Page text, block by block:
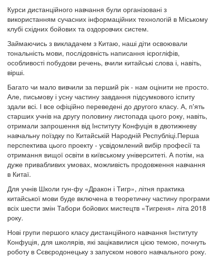
Курси дистанційного навчання були організовані з
використанням сучасних інформаційних технологій в Міському
клубі східних бойових та оздоровчих систем.
Займаючись з викладачем з Китаю, наші діти освоювали
тональність мови, послідовність написання ієрогліфів,
особливості побудови речень, вчили китайські слова і, навіть,
вірші.
Багато чи мало вивчили за перший рік - нам оцінити не просто.
Але, письмову і усну частину завдання підсумкового іспиту
здали всі. І все офіційно переведені до другого класу. А, п'ять
старших учнів на другу половину листопада цього року, навіть,
отримали запрошення від Інституту Конфуція в двотижневу
навчальну поїздку по Китайській Народній Республіці.Перша
перспектива цього проекту - усвідомлений вибір професії та
отримання вищої освіти в київському університеті. А потім, на
дуже привабливих умовах, можливість продовження навчання
в Китаї.
Для учнів Школи гун-фу «Дракон і Тигр», літня практика
китайської мови буде включена в теоретичну частину програми
всіх шести змін Табори бойових мистецтв «Тигреня» літа 2018
року.
Нові групи першого класу дистанційного навчання Інституту
Конфуція, для школярів, які зацікавилися цією темою, почнуть
роботу в Сєвєродонецьку з запуском нового навчального року.